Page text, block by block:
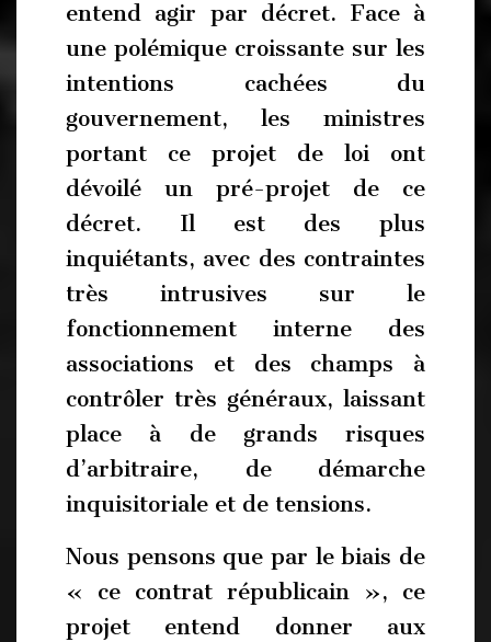
entend agir par décret. Face à
une polémique croissante sur les
intentions cachées du
gouvernement, les ministres
portant ce projet de loi ont
dévoilé un pré-projet de ce
décret. Il est des plus
inquiétants, avec des contraintes
très intrusives sur le
fonctionnement interne des
associations et des champs à
contrôler très généraux, laissant
place à de grands risques
d’arbitraire, de démarche
inquisitoriale et de tensions.
Nous pensons que par le biais de
« ce contrat républicain », ce
projet entend donner aux